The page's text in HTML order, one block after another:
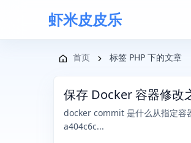
虾米皮皮乐
首页 标签 PHP 下的文章
保存 Docker 容器修
docker commit 是什么从指定容
a404c6c...